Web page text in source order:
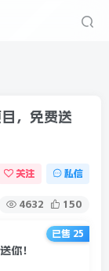
，免费送
关注 私信
4632 150
你！
已售 25